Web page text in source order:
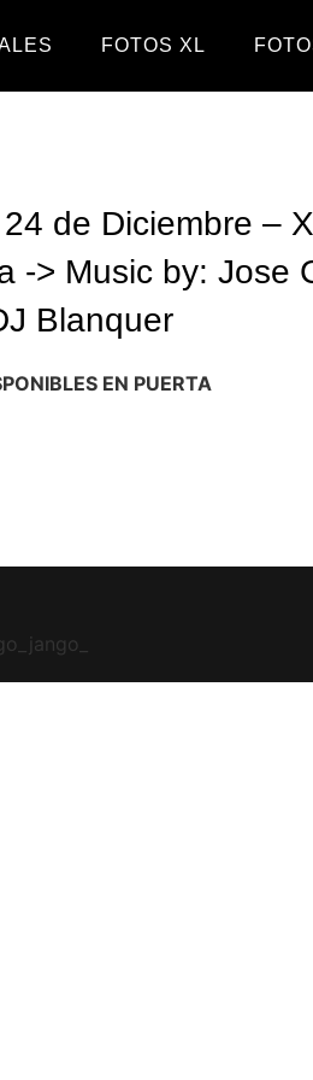
FOTOS XL
de Diciembre –
-> Music by: Jose
Blanquer
EN PUERTA